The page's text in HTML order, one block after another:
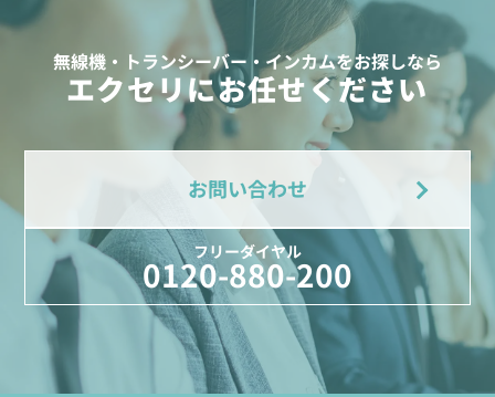
無線機・トランシーバー・インカムをお探しなら
エクセリにお任せください
お問い合わせ
フリーダイヤル
0120-880-200